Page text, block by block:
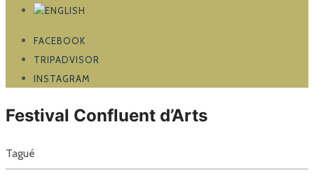
FACEBOOK
TRIPADVISOR
INSTAGRAM
Festival Confluent d’Arts
Tagué